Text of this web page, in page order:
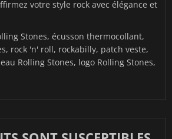
votre style rock avec élégance et
Stones, écusson thermocollant,
rock 'n' roll, rockabilly, patch veste,
Rolling Stones, logo Rolling Stones,